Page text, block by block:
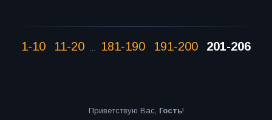
1-10 11-20 ... 181-190 191-200 201-206
Приветствую Вас, Гость!